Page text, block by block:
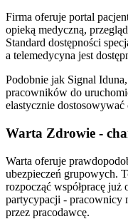
Firma oferuje portal
opieką medyczną,
Standard dostępności
a telemedycyna jest
Podobnie jak Signal
pracowników do
elastycznie
Warta Zdrowie -
Warta oferuje
ubezpieczeń grupowych.
rozpocząć współpracę
partycypacji - pracownicy
przez pracodawcę.